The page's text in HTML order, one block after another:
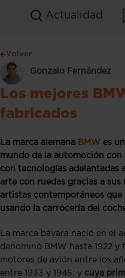
Actualidad
Volver
Gonzalo Fernández
Los mejores
fabricados
La marca alemana BMW es
mundo de la automoción
con tecnologías adelantadas
arte con ruedas gracias a
artistas contemporáneos que
usando la carrocería del
La marca bávara nació en el
denominó BMW hasta 1922
motores de avión entre los
entre 1933 y 1945; y cuya